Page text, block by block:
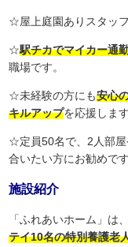
☆屋上庭園ありスタッ
☆駅チカでマイカー通
職場です。
☆未経験の方にも安心
キルアップを応援しま
☆定員50名で、2人部屋
合いたい方にお勧めです
施設紹介
「ふれあいホーム」は
テイ10名の特別養護老